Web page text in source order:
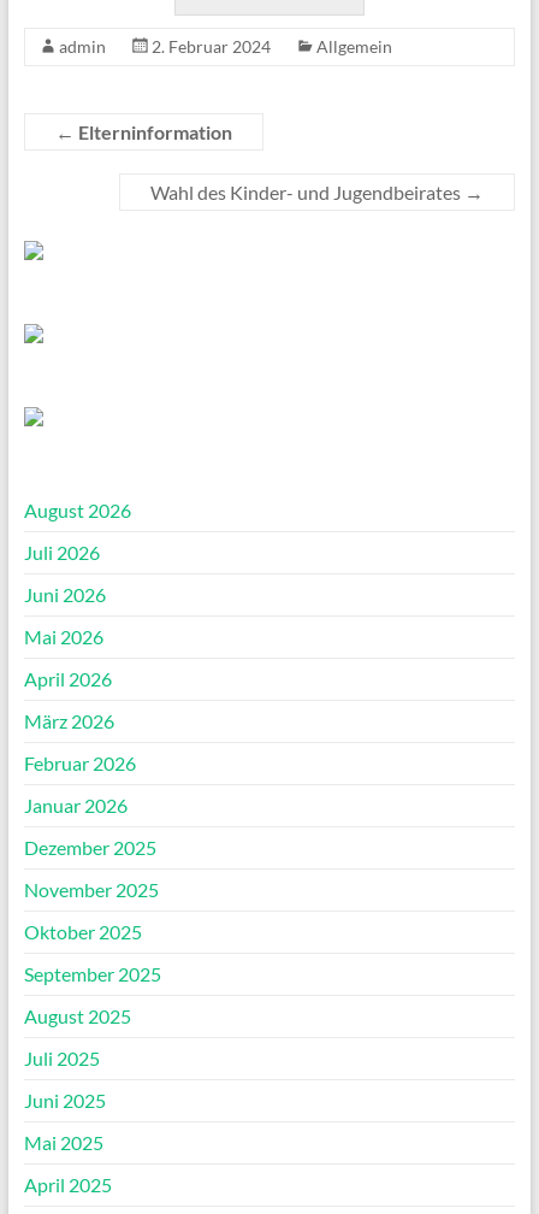
admin 2. Februar 2024 Allgemein
← Elterninformation
Wahl des Kinder- und Jugendbeirates →
August 2026
Juli 2026
Juni 2026
Mai 2026
April 2026
März 2026
Februar 2026
Januar 2026
Dezember 2025
November 2025
Oktober 2025
September 2025
August 2025
Juli 2025
Juni 2025
Mai 2025
April 2025